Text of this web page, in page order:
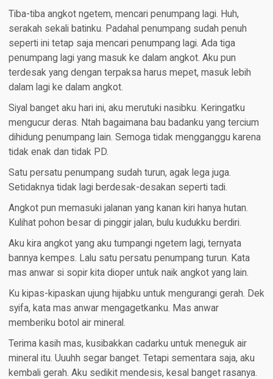
Tiba-tiba angkot ngetem, mencari penumpang lagi. Huh,
serakah sekali batinku. Padahal penumpang sudah penuh
seperti ini tetap saja mencari penumpang lagi. Ada tiga
penumpang lagi yang masuk ke dalam angkot. Aku pun
terdesak yang dengan terpaksa harus mepet, masuk lebih
dalam lagi ke dalam angkot.
Siyal banget aku hari ini, aku merutuki nasibku. Keringatku
mengucur deras. Ntah bagaimana bau badanku yang tercium
dihidung penumpang lain. Semoga tidak mengganggu karena
tidak enak dan tidak PD.
Satu persatu penumpang sudah turun, agak lega juga.
Setidaknya tidak lagi berdesak-desakan seperti tadi.
Angkot pun memasuki jalanan yang kanan kiri hanya hutan.
Kulihat pohon besar di pinggir jalan, bulu kudukku berdiri.
Aku kira angkot yang aku tumpangi ngetem lagi, ternyata
bannya kempes. Lalu satu persatu penumpang turun. Kata
mas anwar si sopir kita dioper untuk naik angkot yang lain.
Ku kipas-kipaskan ujung hijabku untuk mengurangi gerah. Dek
syifa, kata mas anwar mengagetkanku. Mas anwar
memberiku botol air mineral.
Terima kasih mas, kusibakkan cadarku untuk meneguk air
mineral itu. Uuuhh segar banget. Tetapi sementara saja, aku
kembali gerah. Aku sedikit mendesis, kesal banget rasanya.